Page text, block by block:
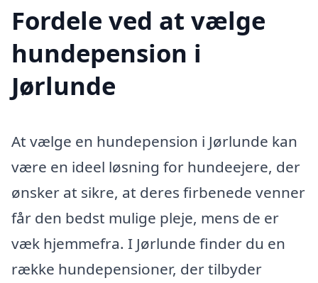
Fordele ved at vælge
hundepension i
Jørlunde
At vælge en hundepension i Jørlunde kan
være en ideel løsning for hundeejere, der
ønsker at sikre, at deres firbenede venner
får den bedst mulige pleje, mens de er
væk hjemmefra. I Jørlunde finder du en
række hundepensioner, der tilbyder